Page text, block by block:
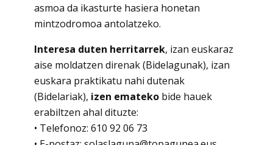
asmoa da ikasturte hasiera honetan
mintzodromoa antolatzeko.
Interesa duten herritarrek, izan euskaraz
aise moldatzen direnak (Bidelagunak), izan
euskara praktikatu nahi dutenak
(Bidelariak), izen emateko bide hauek
erabiltzen ahal dituzte:
• Telefonoz: 610 92 06 73